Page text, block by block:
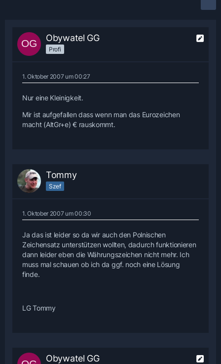
Obywatel GG
Profi
1. Oktober 2007 um 00:27
Nur eine Kleinigkeit.
Mir ist aufgefallen dass wenn man das Eurozeichen
macht (AltGr+e) € rauskommt.
Tommy
Szef
1. Oktober 2007 um 00:30
Ja das ist leider so da wir auch den Polnischen
Zeichensatz unterstützen wollten, dadurch funktionieren
dann leider eben die Währungszeichen nicht mehr. Ich
muss mal schauen ob ich da ggf. noch eine Lösung
finde.
LG Tommy
Obywatel GG